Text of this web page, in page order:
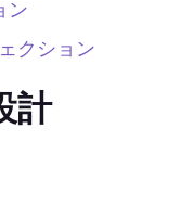
ン
クション
計